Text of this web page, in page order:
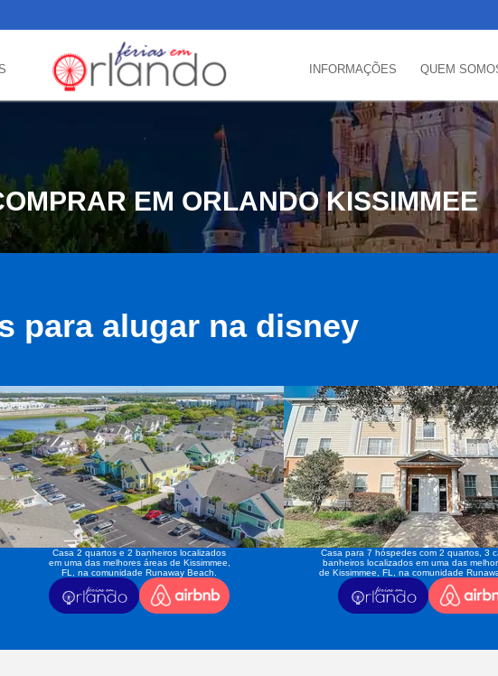
INFORMAÇÕES QUEM
EM ORLANDO KISSIMMEE
para alugar na disney
Casa 2 quartos e 2 banheiros localizados
em uma das melhores áreas de Kissimmee,
FL, na comunidade Runaway Beach.
Casa para 7 hóspedes com 2 quartos, 3
banheiros localizados em uma das
de Kissimmee, FL, na comunidade